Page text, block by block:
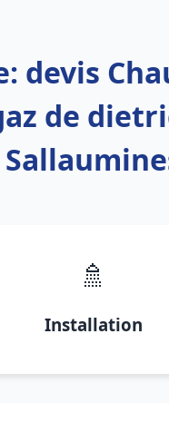
devis
de
🚿
Installation